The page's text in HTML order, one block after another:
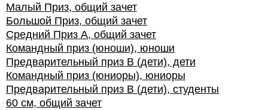
Малый Приз, общий зачет
Большой Приз, общий зачет
Средний Приз А, общий зачет
Командный приз (юноши), юноши
Предварительный приз В (дети), дети
Командный приз (юниоры), юниоры
Предварительный приз В (дети), студенты
60 см, общий зачет